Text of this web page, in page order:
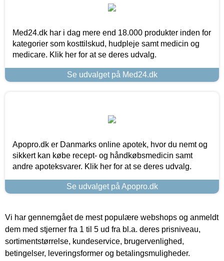
Med24.dk har i dag mere end 18.000 produkter inden for
kategorier som kosttilskud, hudpleje samt medicin og
medicare. Klik her for at se deres udvalg.
Se udvalget på Med24.dk
Apopro.dk er Danmarks online apotek, hvor du nemt og
sikkert kan købe recept- og håndkøbsmedicin samt
andre apoteksvarer. Klik her for at se deres udvalg.
Se udvalget på Apopro.dk
Vi har gennemgået de mest populære webshops og anmeldt
dem med stjerner fra 1 til 5 ud fra bl.a. deres prisniveau,
sortimentstørrelse, kundeservice, brugervenlighed,
betingelser, leveringsformer og betalingsmuligheder.